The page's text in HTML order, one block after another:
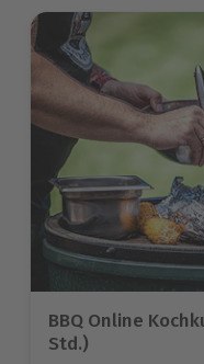
BBQ Online
Std.)